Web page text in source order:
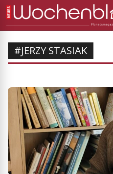
#JERZY STASIAK